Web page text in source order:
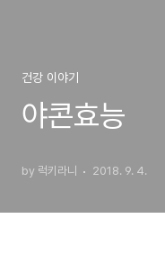
건강 이야기
야콘효능
by 럭키라니 2018. 9. 4.